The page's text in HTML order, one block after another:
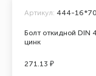
Болт откидной
цинк
Артикул: 444-16*70
271.13 ₽